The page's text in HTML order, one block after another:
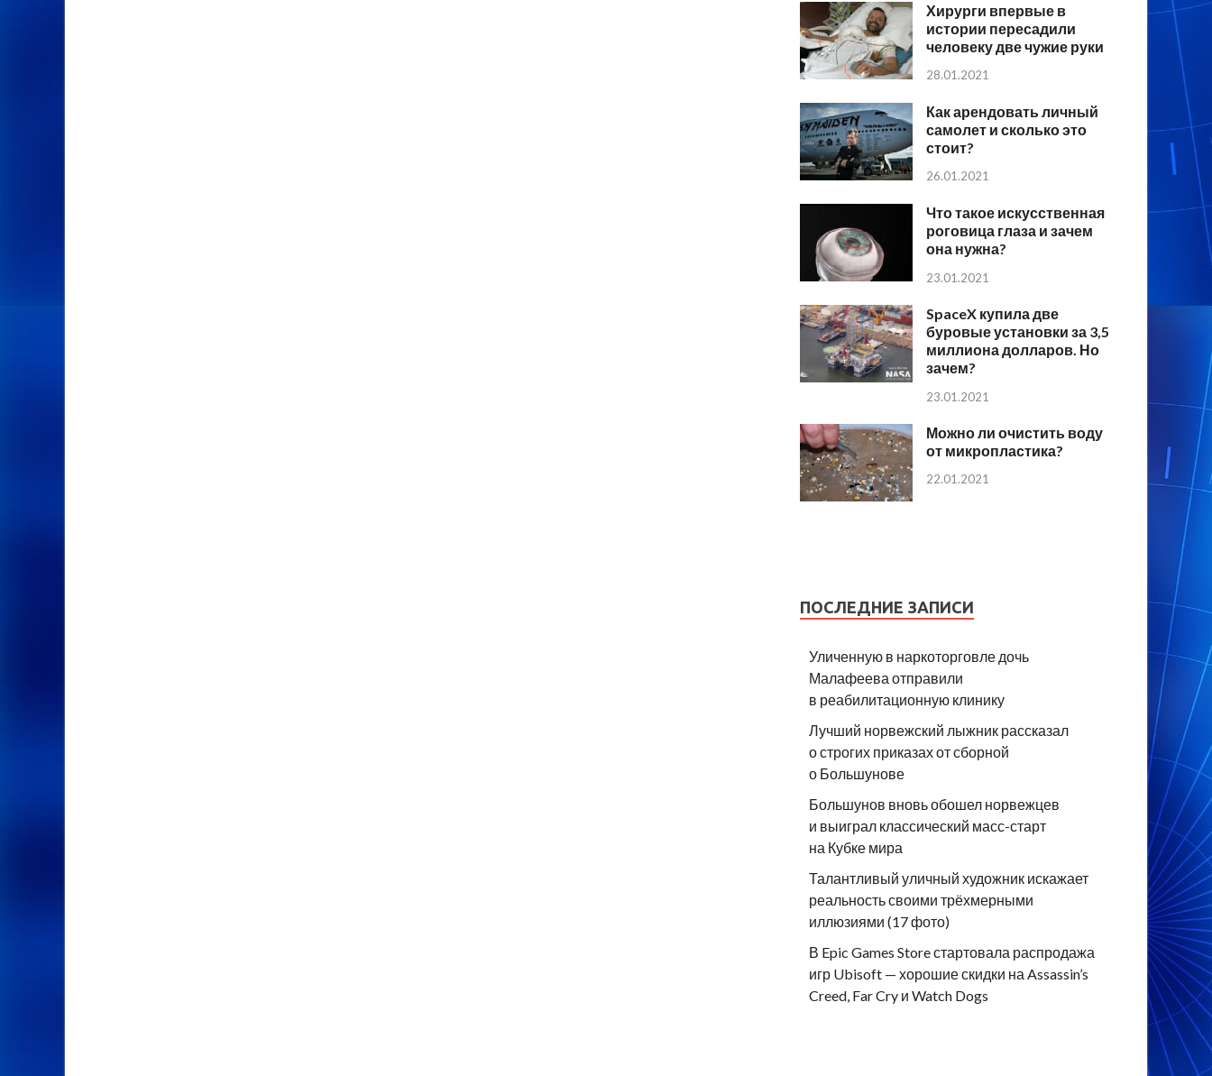
Хирурги впервые в
истории пересадили
человеку две чужие руки
28.01.2021
Как арендовать личный
самолет и сколько это
стоит?
26.01.2021
Что такое искусственная
роговица глаза и зачем
она нужна?
23.01.2021
SpaceX купила две
буровые установки за 3,5
миллиона долларов. Но
зачем?
23.01.2021
Можно ли очистить воду
от микропластика?
22.01.2021
ПОСЛЕДНИЕ ЗАПИСИ
Уличенную в наркоторговле дочь
Малафеева отправили
в реабилитационную клинику
Лучший норвежский лыжник рассказал
о строгих приказах от сборной
о Большунове
Большунов вновь обошел норвежцев
и выиграл классический масс-старт
на Кубке мира
Талантливый уличный художник искажает
реальность своими трёхмерными
иллюзиями (17 фото)
В Epic Games Store стартовала распродажа
игр Ubisoft — хорошие скидки на Assassin’s
Creed, Far Cry и Watch Dogs